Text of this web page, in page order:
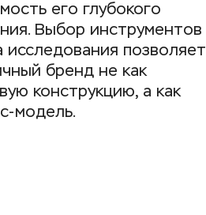
его глубокого
Выбор инструментов
исследования позволяет
бренд не как
конструкцию, а как
модель.